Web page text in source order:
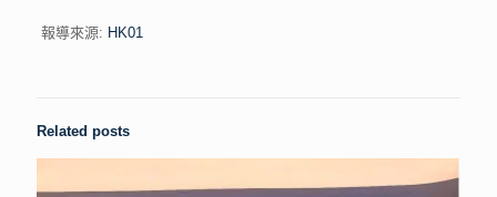
報導來源: HK01
Related posts